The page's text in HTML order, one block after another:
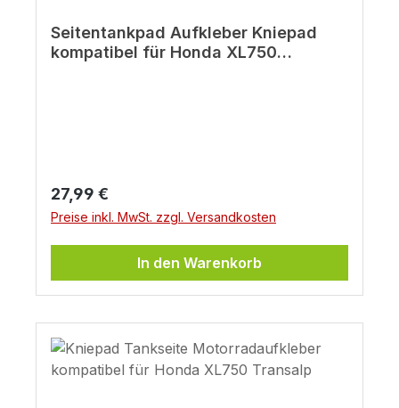
Seitentankpad Aufkleber Kniepad
kompatibel für Honda XL750
Regulärer Preis:
27,99 €
Preise inkl. MwSt. zzgl. Versandkosten
In den Warenkorb